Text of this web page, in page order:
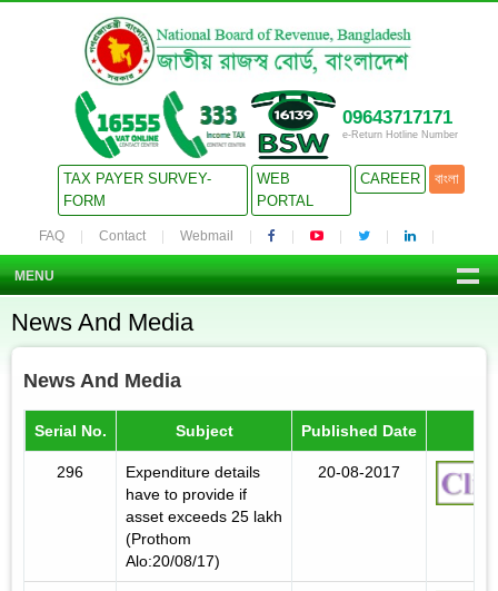
09643717171
e-Return Hotline Number
TAX PAYER SURVEY-
FORM
WEB
PORTAL
CAREER বাংলা
FAQ Contact Webmail
MENU
News And Media
News And Media
Serial No. Subject Published Date
296
Expenditure details
have to provide if
asset exceeds 25 lakh
(Prothom
Alo:20/08/17)
20-08-2017